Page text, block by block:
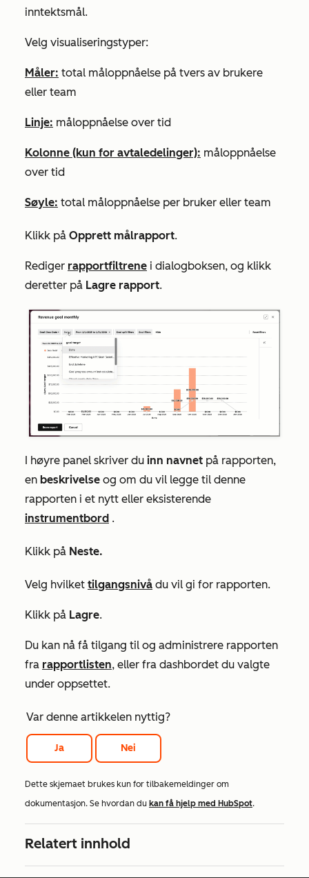
inntektsmål.
Velg visualiseringstyper:
Måler: total måloppnåelse på tvers av brukere
eller team
Linje: måloppnåelse over tid
Kolonne (kun for avtaledelinger): måloppnåelse
over tid
Søyle: total måloppnåelse per bruker eller team
Klikk på Opprett målrapport.
Rediger rapportfiltrene i dialogboksen, og klikk
deretter på Lagre rapport.
I høyre panel skriver du inn navnet på rapporten,
en beskrivelse og om du vil legge til denne
rapporten i et nytt eller eksisterende
instrumentbord .
Klikk på Neste.
Velg hvilket tilgangsnivå du vil gi for rapporten.
Klikk på Lagre.
Du kan nå få tilgang til og administrere rapporten
fra rapportlisten, eller fra dashbordet du valgte
under oppsettet.
Var denne artikkelen nyttig?
Ja Nei
Dette skjemaet brukes kun for tilbakemeldinger om
dokumentasjon. Se hvordan du kan få hjelp med HubSpot.
Relatert innhold